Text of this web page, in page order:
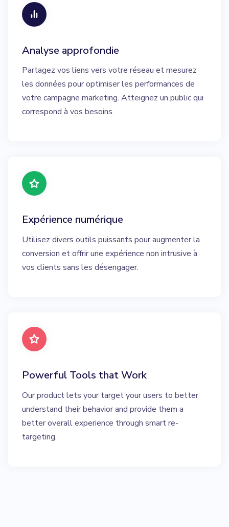
Analyse approfondie
Partagez vos liens vers votre réseau et mesurez
les données pour optimiser les performances de
votre campagne marketing. Atteignez un public qui
correspond à vos besoins.
Expérience numérique
Utilisez divers outils puissants pour augmenter la
conversion et offrir une expérience non intrusive à
vos clients sans les désengager.
Powerful Tools that Work
Our product lets your target your users to better
understand their behavior and provide them a
better overall experience through smart re-
targeting.